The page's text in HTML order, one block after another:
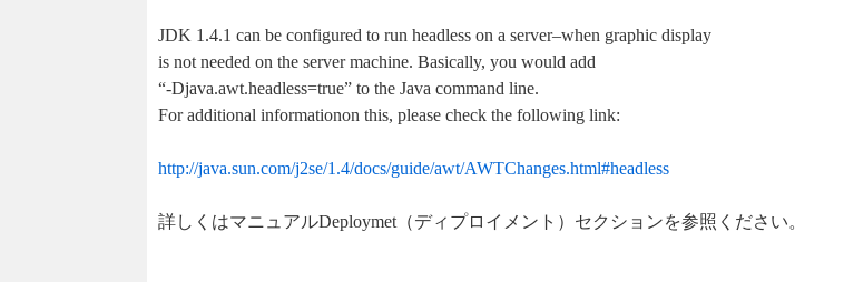
JDK 1.4.1 can be configured to run headless on a server–when graphic display
is not needed on the server machine. Basically, you would add
“-Djava.awt.headless=true” to the Java command line.
For additional informationon this, please check the following link:
http://java.sun.com/j2se/1.4/docs/guide/awt/AWTChanges.html#headless
詳しくはマニュアルDeploymet（ディプロイメント）セクションを参照ください。